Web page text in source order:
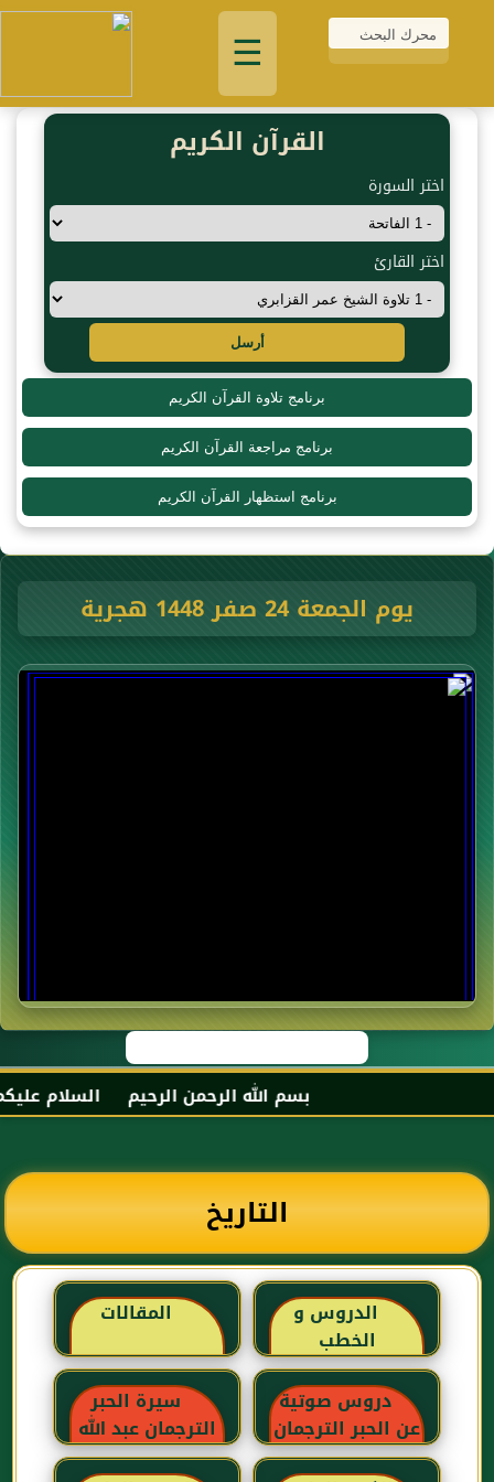
☰
القرآن الكريم
اختر السورة
اختر القارئ
أرسل
برنامج تلاوة القرآن الكريم
برنامج مراجعة القرآن الكريم
برنامج استظهار القرآن الكريم
يوم الجمعة 24 صفر 1448 هجرية
بسم الله الرحمن الرحيم السلام
التاريخ
الدروس و
الخطب
المقالات
دروس صوتية
عن الحبر الترجمان
سيرة الحبر
الترجمان عبد الله
بن عباس رضي